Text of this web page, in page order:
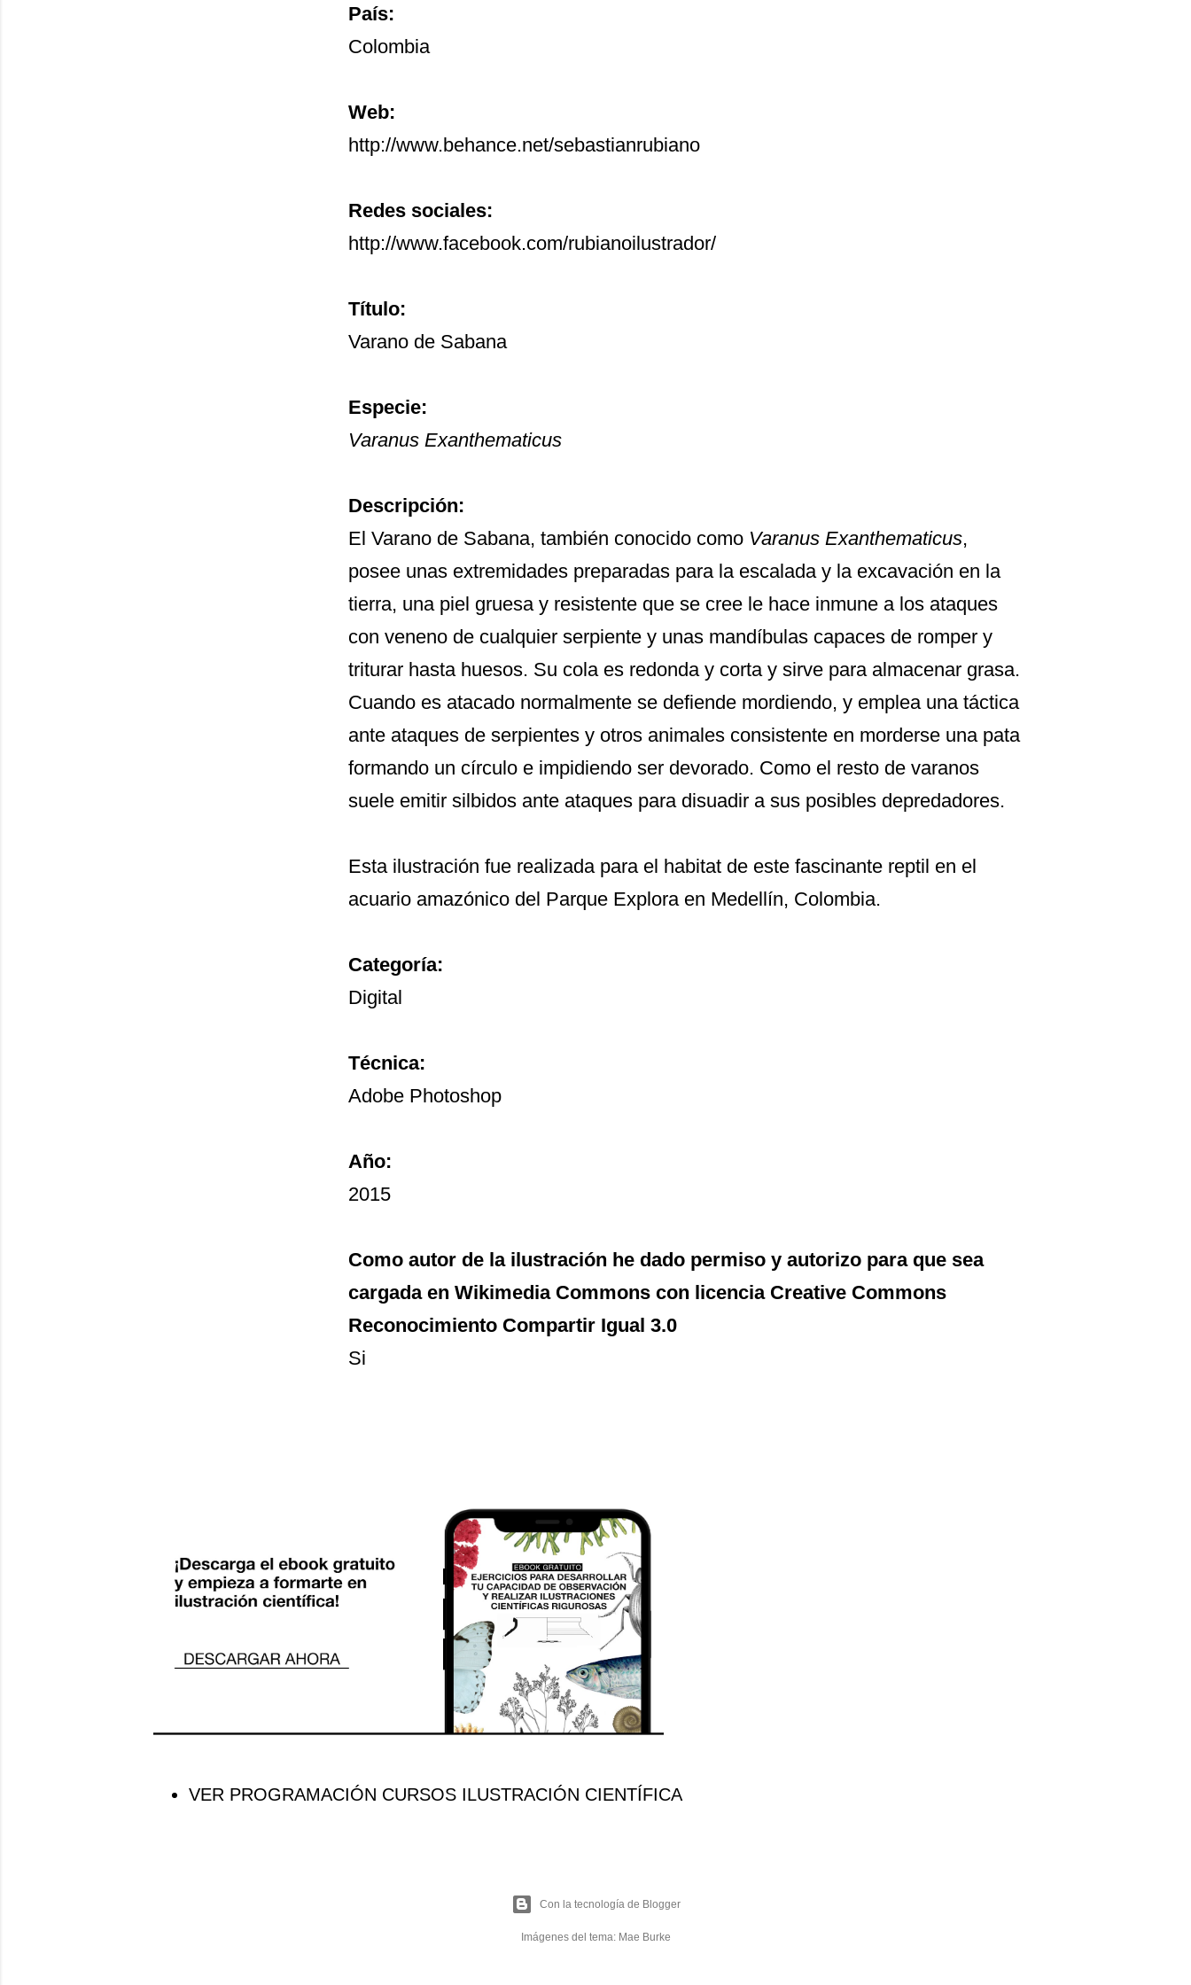
País:
Colombia
Web:
http://www.behance.net/sebastianrubiano
Redes sociales:
http://www.facebook.com/rubianoilustrador/
Título:
Varano de Sabana
Especie:
Varanus Exanthematicus
Descripción:
El Varano de Sabana, también conocido como Varanus Exanthematicus,
posee unas extremidades preparadas para la escalada y la excavación en la
tierra, una piel gruesa y resistente que se cree le hace inmune a los ataques
con veneno de cualquier serpiente y unas mandíbulas capaces de romper y
triturar hasta huesos. Su cola es redonda y corta y sirve para almacenar grasa.
Cuando es atacado normalmente se defiende mordiendo, y emplea una táctica
ante ataques de serpientes y otros animales consistente en morderse una pata
formando un círculo e impidiendo ser devorado. Como el resto de varanos
suele emitir silbidos ante ataques para disuadir a sus posibles depredadores.
Esta ilustración fue realizada para el habitat de este fascinante reptil en el
acuario amazónico del Parque Explora en Medellín, Colombia.
Categoría:
Digital
Técnica:
Adobe Photoshop
Año:
2015
Como autor de la ilustración he dado permiso y autorizo para que sea
cargada en Wikimedia Commons con licencia Creative Commons
Reconocimiento Compartir Igual 3.0
Si
VER PROGRAMACIÓN CURSOS ILUSTRACIÓN CIENTÍFICA
Con la tecnología de Blogger
Imágenes del tema: Mae Burke